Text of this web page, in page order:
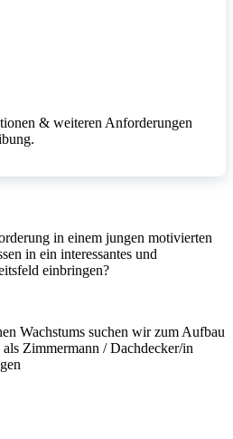
& weiteren Anforderungen
in einem jungen motivierten
in ein interessantes und
einbringen?
Wachstums suchen wir zum Aufbau
Zimmermann / Dachdecker/in